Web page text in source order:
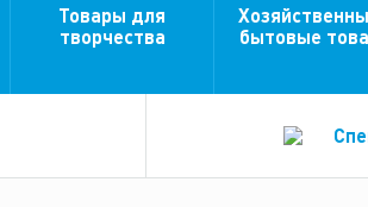
Товары для
творчества
бытовые